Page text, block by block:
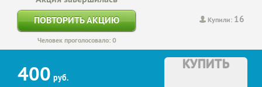
Купили: 16
ПОВТОРИТЬ АКЦИЮ
Человек проголосовало: 0
400 руб.
КУПИТЬ